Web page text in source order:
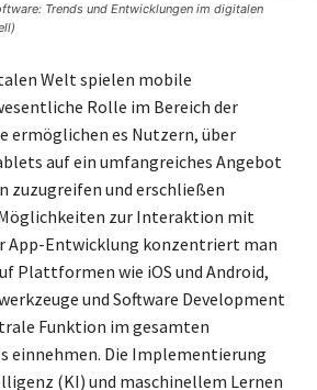
Trends und Entwicklungen im digitalen
Welt spielen mobile
Rolle im Bereich der
ermöglichen es Nutzern, über
auf ein umfangreiches Angebot
zuzugreifen und erschließen
zur Interaktion mit
App-Entwicklung konzentriert man
Plattformen wie iOS und Android,
und Software Development
Funktion im gesamten
einnehmen. Die Implementierung
(KI) und maschinellem Lernen